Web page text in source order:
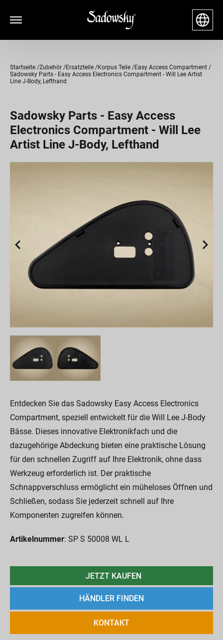
Startseite Zubehör Ersatzteile Korpus Teile
Easy Access Compartment
Sadowsky Parts - Easy Access Electronics Compartment - Will Lee Artist
Line J-Body, Lefthand
Sadowsky Parts - Easy Access
Electronics Compartment - Will Lee
Artist Line J-Body, Lefthand
Entdecken Sie das Sadowsky Easy Access Electronics
Compartment, speziell entwickelt für die Will Lee J-Body
Bässe. Dieses innovative Elektronikfach und die
dazugehörige Abdeckung bieten eine praktische Lösung
für den schnellen Zugriff auf Ihre Elektronik, ohne dass
Werkzeug erforderlich ist. Der praktische
Schnappverschluss ermöglicht ein müheloses Öffnen und
Schließen, sodass Sie jederzeit schnell auf Ihre
Komponenten zugreifen können.
Artikelnummer: SP S 50008 WL L
JETZT KAUFEN
HÄNDLER FINDEN
KONTAKT